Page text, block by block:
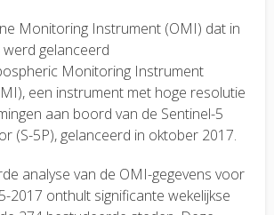
Monitoring Instrument (OMI) dat in
werd gelanceerd
Monitoring Instrument
een instrument met hoge resolutie
aan boord van de Sentinel-5
(S-5P), gelanceerd in oktober 2017.
analyse van de OMI-gegevens voor
2017 onthult significante wekelijkse